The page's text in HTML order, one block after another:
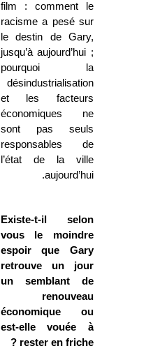
film : comment le
racisme a pesé sur
le destin de Gary,
jusqu’à aujourd’hui ;
pourquoi la
désindustrialisation
et les facteurs
économiques ne
sont pas seuls
responsables de
l’état de la ville
aujourd’hui.
Existe-t-il selon
vous le moindre
espoir que Gary
retrouve un jour
un semblant de
renouveau
économique ou
est-elle vouée à
rester en friche ?